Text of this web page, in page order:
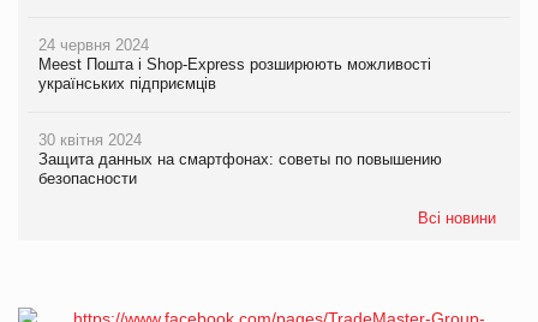
24 червня 2024
Meest Пошта і Shop-Express розширюють можливості
українських підприємців
30 квітня 2024
Защита данных на смартфонах: советы по повышению
безопасности
Всі новини